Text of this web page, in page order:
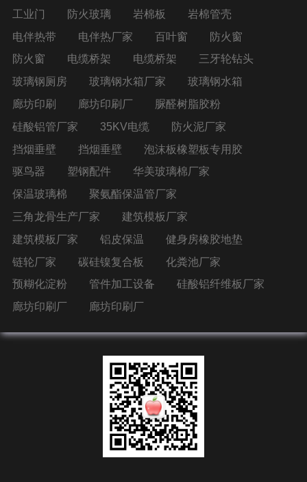
工业门 防火玻璃 岩棉板
岩棉管壳
电伴热带
电伴热厂家 百叶窗
防火窗
防火窗
电缆桥架 电缆桥架
三牙轮钻头
玻璃钢厕房
玻璃钢水箱厂家
玻璃钢水箱
廊坊印刷
廊坊印刷厂
脲醛树脂胶粉
硅酸铝管厂家
35KV电缆
防火泥厂家
挡烟垂壁
挡烟垂壁
泡沫板橡塑板专用胶
驱鸟器
塑钢配件
华美玻璃棉厂家
保温玻璃棉
聚氨酯保温管厂家
三角龙骨生产厂家
建筑模板厂家
建筑模板厂家
铝皮保温
健身房橡胶地垫
链轮厂家
碳硅镍复合板
化粪池厂家
预糊化淀粉
管件加工设备
硅酸铝纤维板厂家
廊坊印刷厂
廊坊印刷厂